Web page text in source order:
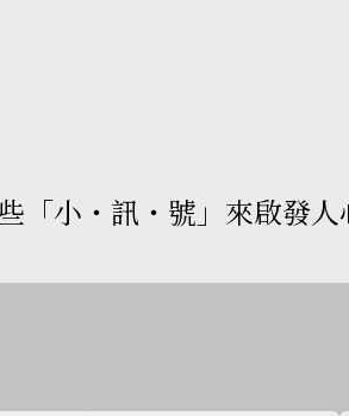
「小・訊・號」來啟發人